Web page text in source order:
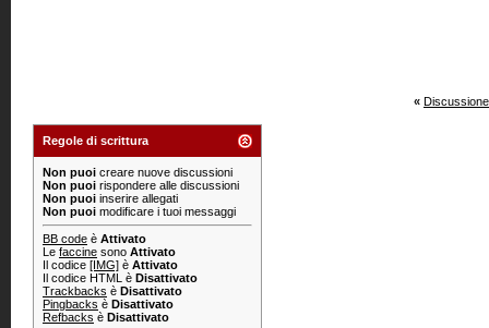
«
Regole di scrittura
Non puoi creare nuove discussioni
Non puoi rispondere alle discussioni
Non puoi inserire allegati
Non puoi modificare i tuoi messaggi
BB code è Attivato
Le faccine sono Attivato
Il codice [IMG] è Attivato
Il codice HTML è Disattivato
Trackbacks è Disattivato
Pingbacks è Disattivato
Refbacks è Disattivato